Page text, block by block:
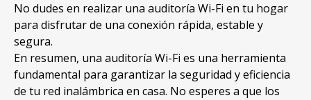
No dudes en realizar una auditoría Wi-Fi en tu hogar
para disfrutar de una conexión rápida, estable y
segura.
En resumen, una auditoría Wi-Fi es una herramienta
fundamental para garantizar la seguridad y eficiencia
de tu red inalámbrica en casa. No esperes a que los